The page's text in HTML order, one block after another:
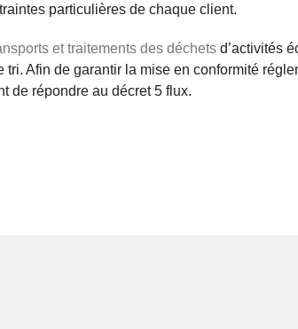
particulières de chaque client.
et traitements des déchets d’activités
Afin de garantir la mise en conformité
de répondre au décret 5 flux.